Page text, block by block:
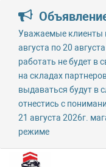
Уважаемые клиенты
августа по 20
работать не будет в
на складах
выдаваться будут в
отнестись с
21 августа 2026г.
режиме